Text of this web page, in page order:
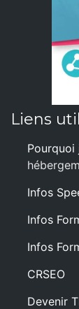
Liens
Pourquoi
Infos
Infos
Infos
CRSEO
Devenir